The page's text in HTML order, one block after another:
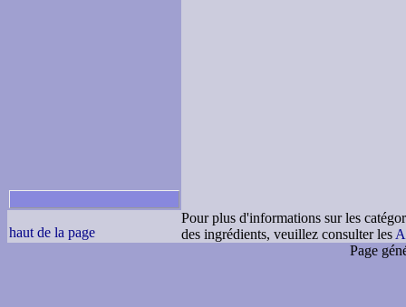
haut de la page
Pour plus d'informations sur les
des ingrédients, veuillez consulter les
Page